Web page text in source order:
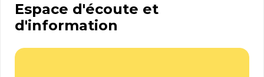
Espace d'écoute et
d'information